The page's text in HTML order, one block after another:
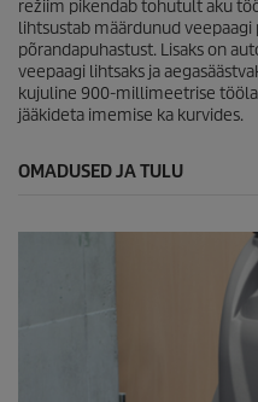
režiim pikendab tohutult aku
lihtsustab määrdunud veepaagi
põrandapuhastust. Lisaks on
veepaagi lihtsaks ja
kujuline 900-millimeetrise
jääkideta imemise ka kurvides.
OMADUSED JA TULU